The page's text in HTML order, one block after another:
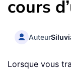
cours
Auteur
Lorsque vous